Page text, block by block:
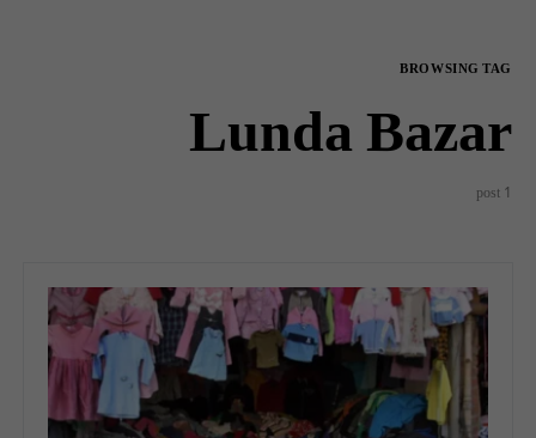
BROWSING TAG
Lunda Bazar
1 post